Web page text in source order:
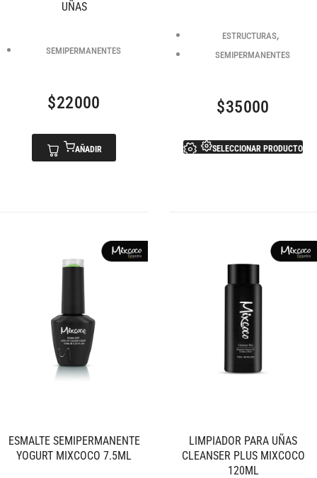
UÑAS
SEMIPERMANENTES
$22000
AÑADIR
ESTRUCTURAS,
SEMIPERMANENTES
$35000
SELECCIONAR PRODUCTO
ESMALTE SEMIPERMANENTE
YOGURT MIXCOCO 7.5ML
LIMPIADOR PARA UÑAS
CLEANSER PLUS MIXCOCO
120ML